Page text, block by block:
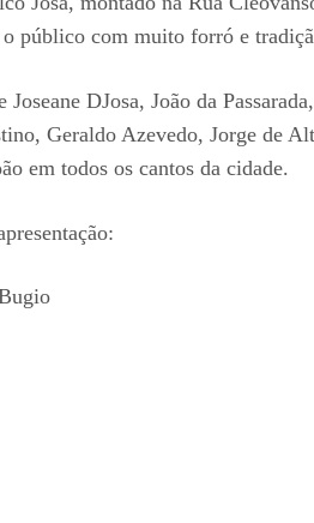
público com muito forró e
Joseane DJosa, João da
Geraldo Azevedo, Jorge de
em todos os cantos da cidade.